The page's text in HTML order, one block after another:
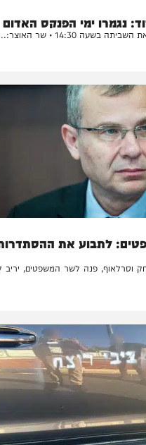
ימי הפנקס האדום
את ההסתדרות על
לשר המשפטים, יריב לוין, וליו"ר